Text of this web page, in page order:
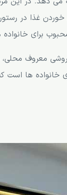
غذا در
برای خانواده
معروف محلی،
ها است